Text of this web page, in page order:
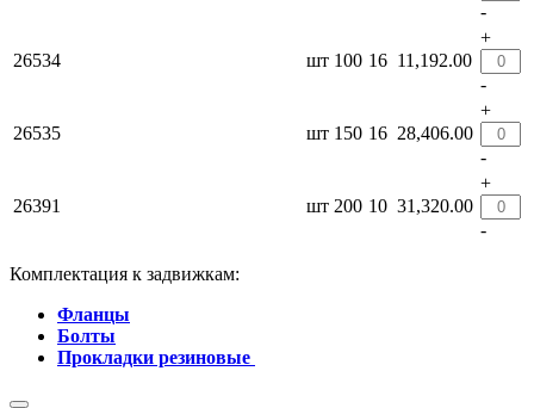
-
26534 шт 100 16 11,192.00
+
-
26535 шт 150 16 28,406.00
+
-
26391 шт 200 10 31,320.00
+
-
Комплектация к задвижкам:
Фланцы
Болты
Прокладки резиновые